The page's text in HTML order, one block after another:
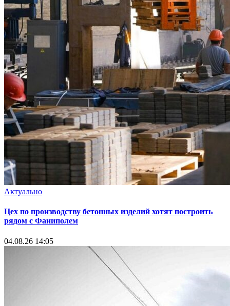
Актуально
Цех по производству бетонных изделий хотят построить
рядом с Фаниполем
04.08.26 14:05